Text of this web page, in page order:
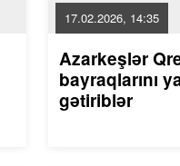
17.02.2026, 14:35
Azarkeşlər
bayraqlarını
gətiriblər